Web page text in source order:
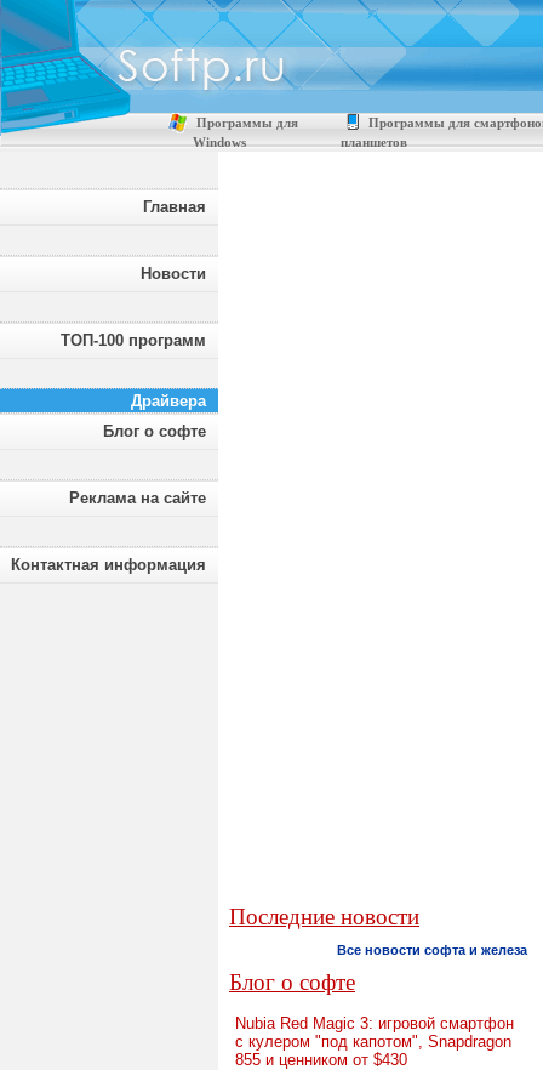
Программы для
Windows
Программы для
планшетов
Главная
Новости
ТОП-100 программ
Драйвера
Блог о софте
Реклама на сайте
Контактная информация
Последние новости
Все новости софта и железа
Блог о софте
Nubia Red Magic 3: игровой смартфон
с кулером "под капотом", Snapdragon
855 и ценником от $430